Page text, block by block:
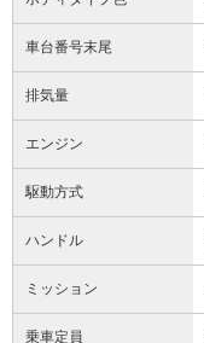
車台番号末尾
排気量
エンジン
駆動方式
ハンドル
ミッション
乗車定員